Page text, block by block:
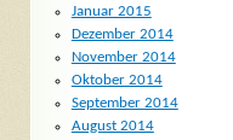
Januar 2015
Dezember 2014
November 2014
Oktober 2014
September 2014
August 2014